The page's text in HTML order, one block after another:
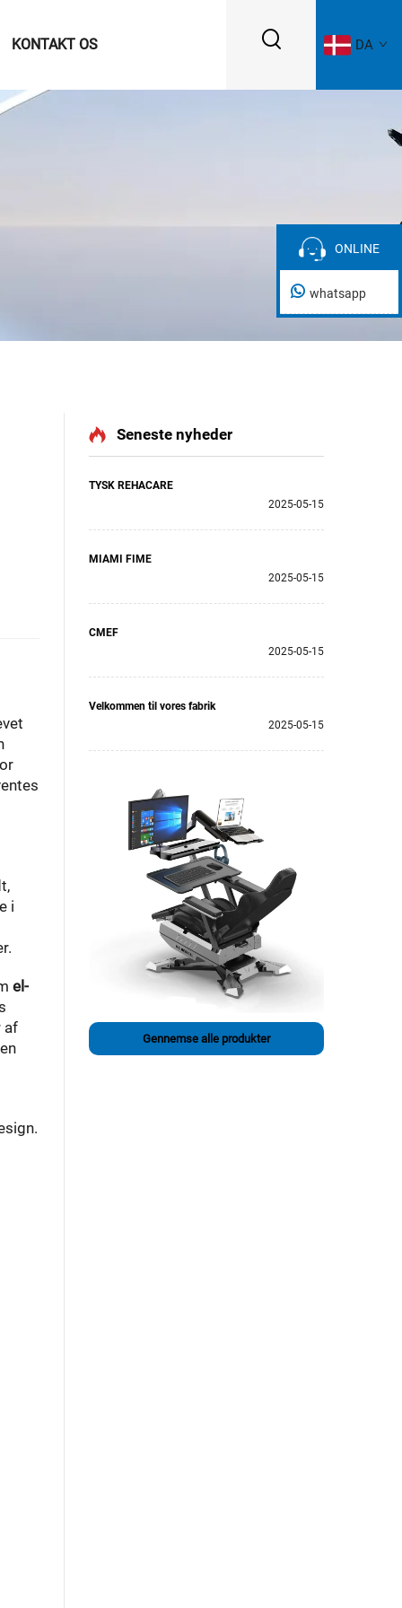
KONTAKT OS DA
i
el-
af
Seneste nyheder
TYSK REHACARE
2025-05-15
MIAMI FIME
2025-05-15
CMEF
2025-05-15
Velkommen til vores fabrik
2025-05-15
Gennemse alle produkter
ONLINE
ONLINE
whatsapp